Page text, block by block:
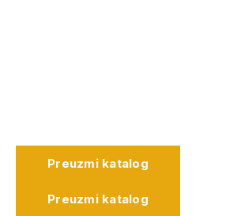
Preuzmi katalog
Preuzmi katalog